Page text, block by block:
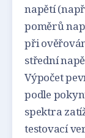
napětí
poměrů
při
střední
Výpočet
podle
spektra
testovací